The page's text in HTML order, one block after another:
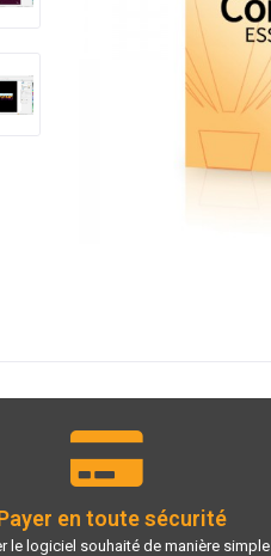
en toute sécurité
le logiciel souhaité de manière simple